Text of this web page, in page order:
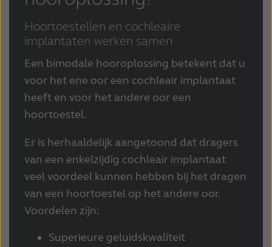
Suomi Sverige
Türkçe United Kingdom
United States Österreich
عربي
Hoortoestellen en cochleaire
implantaten werken samen
Een bimodale hooroplossing betekent dat u
voor het ene oor een cochleair implantaat
heeft en voor het andere oor een
hoortoestel.
Er is herhaaldelijk aangetoond dat dragers
van een enkelzijdig cochleair implantaat
veel voordeel kunnen hebben bij het dragen
van een hoortoestel op het andere oor.
Voordelen zijn:
Superieure geluidskwaliteit